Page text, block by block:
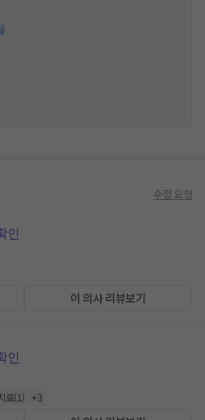
수정 요청
인
이 의사 리뷰보기
인
료(1) +3